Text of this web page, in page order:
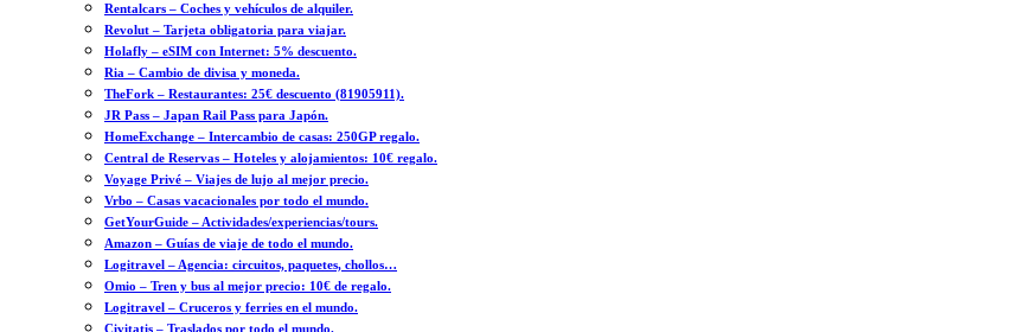
Rentalcars – Coches y vehículos de alquiler.
Revolut – Tarjeta obligatoria para viajar.
Holafly – eSIM con Internet: 5% descuento.
Ria – Cambio de divisa y moneda.
TheFork – Restaurantes: 25€ descuento (81905911).
JR Pass – Japan Rail Pass para Japón.
HomeExchange – Intercambio de casas: 250GP regalo.
Central de Reservas – Hoteles y alojamientos: 10€ regalo.
Voyage Privé – Viajes de lujo al mejor precio.
Vrbo – Casas vacacionales por todo el mundo.
GetYourGuide – Actividades/experiencias/tours.
Amazon – Guías de viaje de todo el mundo.
Logitravel – Agencia: circuitos, paquetes, chollos…
Omio – Tren y bus al mejor precio: 10€ de regalo.
Logitravel – Cruceros y ferries en el mundo.
Civitatis – Traslados por todo el mundo.